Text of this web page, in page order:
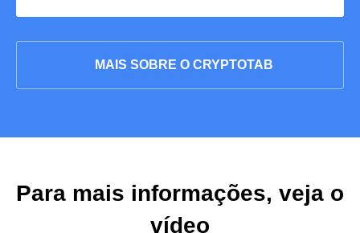
MAIS SOBRE O CRYPTOTAB
Para mais informações, veja o
vídeo